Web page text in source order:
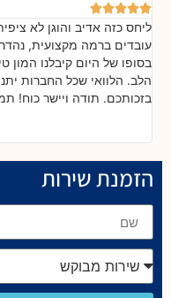





ליחס כזה אדיב והוגן לא
עובדים ברמה מקצועית,
בסופו של היום קיבלנו המון
הלב. הלוואי שכל החברות
בזכותכם. תודה ויישר כוח!
הזמנת שירות